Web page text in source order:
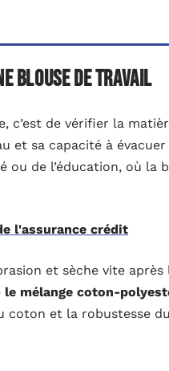
blouse de travail
c’est de vérifier la
et sa capacité à évacuer
ou de l’éducation, où la
l'assurance crédit
et sèche vite
le mélange coton-
coton et la robustesse